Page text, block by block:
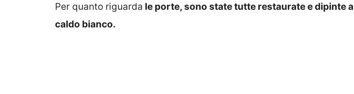
Per quanto riguarda le porte, sono state tutte restaurate e dipinte
caldo bianco.